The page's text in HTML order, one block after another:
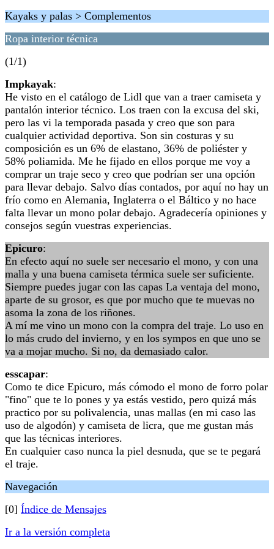
Kayaks y palas > Complementos
Ropa interior técnica
(1/1)
Impkayak:
He visto en el catálogo de Lidl que van a traer camiseta y
pantalón interior técnico. Los traen con la excusa del ski,
pero las vi la temporada pasada y creo que son para
cualquier actividad deportiva. Son sin costuras y su
composición es un 6% de elastano, 36% de poliéster y
58% poliamida. Me he fijado en ellos porque me voy a
comprar un traje seco y creo que podrían ser una opción
para llevar debajo. Salvo días contados, por aquí no hay un
frío como en Alemania, Inglaterra o el Báltico y no hace
falta llevar un mono polar debajo. Agradecería opiniones y
consejos según vuestras experiencias.
Epicuro:
En efecto aquí no suele ser necesario el mono, y con una
malla y una buena camiseta térmica suele ser suficiente.
Siempre puedes jugar con las capas La ventaja del mono,
aparte de su grosor, es que por mucho que te muevas no
asoma la zona de los riñones.
A mí me vino un mono con la compra del traje. Lo uso en
lo más crudo del invierno, y en los sympos en que uno se
va a mojar mucho. Si no, da demasiado calor.
esscapar:
Como te dice Epicuro, más cómodo el mono de forro polar
"fino" que te lo pones y ya estás vestido, pero quizá más
practico por su polivalencia, unas mallas (en mi caso las
uso de algodón) y camiseta de licra, que me gustan más
que las técnicas interiores.
En cualquier caso nunca la piel desnuda, que se te pegará
el traje.
Navegación
[0] Índice de Mensajes
Ir a la versión completa